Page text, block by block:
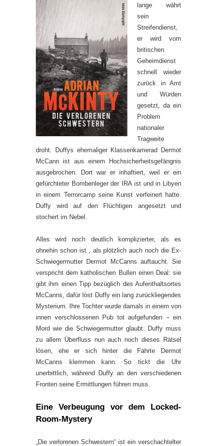
lange währt
sein
Streifendienst,
er wird vom
britischen
Geheimdienst
schnell wieder
zurück in Amt
und Würden
gesetzt, da ein
Problem
nationaler
Tragweite
droht. Duffys ehemaliger Klassenkamerad Dermot
McCann ist aus einem Hochsicherheitsgefängnis
ausgebrochen. Dort war er inhaftiert, weil er ein
gefürchteter Bombenleger der IRA ist und in Libyen
in einem Terrorcamp seine Kunst verfeinert hatte.
Duffy wird auf den Flüchtigen angesetzt und
stochert im Nebel.
Alles wird noch deutlich komplizierter, als es
ohnehin schon ist , als plötzlich auch noch die Ex-
Schwiegermutter Dermot McCanns auftaucht. Sie
verspricht dem katholischen Bullen einen Deal: sie
gibt ihm einen Tipp bezüglich des Aufenthaltsortes
McCanns, dafür löst Duffy ein lang zurückliegendes
Mysterium. Ihre Tochter wurde damals in einem von
innen verschlossenen Pub tot aufgefunden – ein
Mord wie die Schwiegermutter glaubt. Duffy muss
zu allem Überfluss nun auch noch dieses Rätsel
lösen, ehe er sich hinter die Fährte Dermot
McCanns klemmen kann. So tickt die Uhr
unerbittlich, während Duffy an den verschiedenen
Fronten seine Ermittlungen führen muss.
Eine Verbeugung vor dem Locked-
Room-Mystery
„Die verlorenen Schwestern“ ist ein verschachtelter